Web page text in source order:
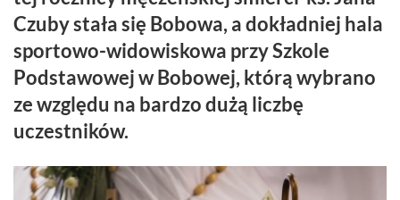
Czuby stała się Bobowa, a dokładniej hala
sportowo-widowiskowa przy Szkole
Podstawowej w Bobowej, którą wybrano
ze względu na bardzo dużą liczbę
uczestników.